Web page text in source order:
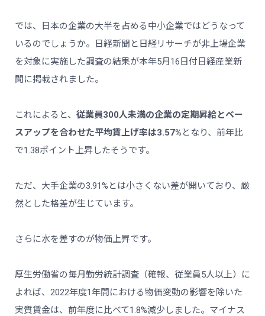
では、日本の企業の大半を占める中小企業ではどうなって
いるのでしょうか。日経新聞と日経リサーチが非上場企業
を対象に実施した調査の結果が本年5月16日付日経産業新
聞に掲載されました。
これによると、 従業員300人未満の企業の定期昇給とベー
スアップを合わせた平均賃上げ率は3.57% となり、前年比
で1.38ポイント上昇したそうです。
ただ、大手企業の3.91%とは小さくない差が開いており、厳
然とした格差が生じています。
さらに水を差すのが物価上昇です。
厚生労働省の毎月勤労統計調査（確報、従業員5人以上）に
よれば、2022年度1年間における物価変動の影響を除いた
実質賃金は、前年度に比べて1.8%減少しました。マイナス